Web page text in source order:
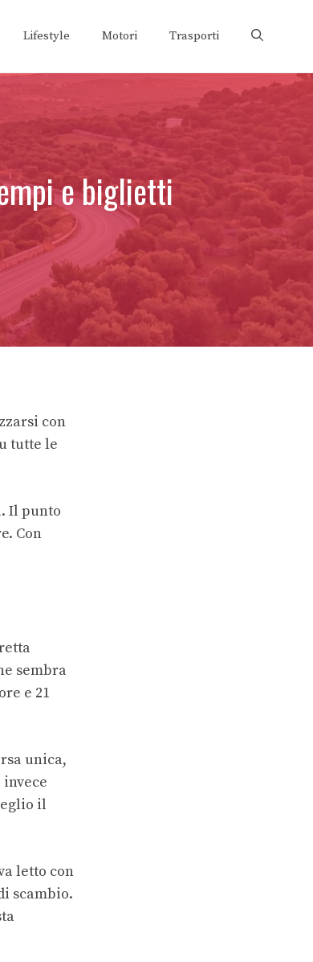
Lifestyle Motori Trasporti
e biglietti
con
tutte le
Il punto
Con
sembra
e 21
unica,
il
letto con
scambio.